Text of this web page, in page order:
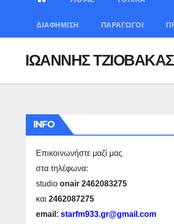
ΔΙΑΦΉΜΙΣΗ ΠΑΡΑΓΩΓΟΊ
ΙΩΑΝΝΗΣ ΤΖΙΟΒΑΚΑΣ
INFO
Επικοινωνήστε μαζί μας
στα τηλέφωνα:
studio onair 2462083275
και 2462087275
email: starfm933.gr@gmail.com